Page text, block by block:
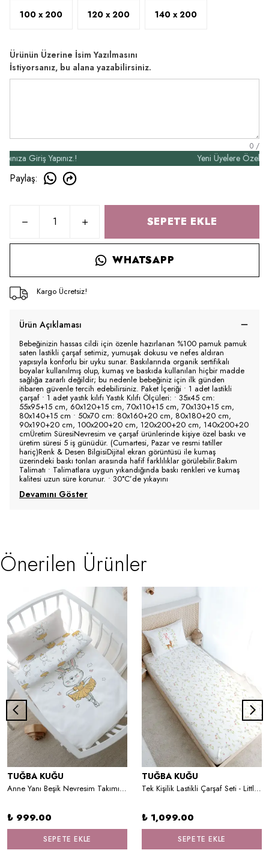
100 x 200 120 x 200 140 x 200
Ürünün Üzerine İsim Yazılmasını
İstiyorsanız, bu alana yazabilirsiniz.
0 /
Giriş Yapınız.! Yeni Üyelere Özel 50₺
Paylaş:
SEPETE EKLE
WHATSAPP
Kargo Ücretsiz!
Ürün Açıklaması
Bebeğinizin hassas cildi için özenle hazırlanan %100 pamuk pamuk
saten lastikli çarşaf setimiz, yumuşak dokusu ve nefes aldıran
yapısıyla konforlu bir uyku sunar. Baskılarında organik sertifikalı
boyalar kullanılmış olup, kumaş ve baskıda kullanılan hiçbir madde
sağlığa zararlı değildir; bu nedenle bebeğiniz için ilk günden
itibaren güvenle tercih edebilirsiniz. Paket İçeriği • 1 adet lastikli
çarşaf • 1 adet yastık kılıfı Yastık Kılıfı Ölçüleri: • 35x45 cm:
55x95+15 cm, 60x120+15 cm, 70x110+15 cm, 70x130+15 cm,
80x140+15 cm • 50x70 cm: 80x160+20 cm, 80x180+20 cm,
90x190+20 cm, 100x200+20 cm, 120x200+20 cm, 140x200+20
cmÜretim SüresiNevresim ve çarşaf ürünlerinde kişiye özel baskı ve
üretim süresi 5 iş günüdür. (Cumartesi, Pazar ve resmi tatiller
hariç)Renk & Desen BilgisiDijital ekran görüntüsü ile kumaş
üzerindeki baskı tonları arasında hafif farklılıklar görülebilir.Bakım
Talimatı • Talimatlara uygun yıkandığında baskı renkleri ve kumaş
kalitesi uzun süre korunur. • 30°C’de yıkayını
Devamını Göster
Önerilen Ürünler
TUĞBA KUĞU
Anne Yanı Beşik Nevresim Takımı (60x100) - Iconic Serisi - Tavşanın Rüyası
₺ 999.00
SEPETE EKLE
TUĞBA KUĞU
Tek Kişilik Lastikli Çarşaf Seti - Little Deer Series - R Harfi
₺ 1,099.00
SEPETE EKLE